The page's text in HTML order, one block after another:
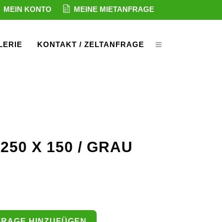
MEIN KONTO MEINE MIETANFRAGE
KONTAKT / ZELTANFRAGE
X 150 / GRAU